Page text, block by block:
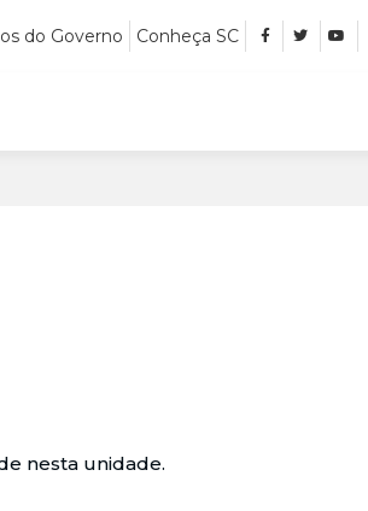
do Governo Conheça SC
nesta unidade.